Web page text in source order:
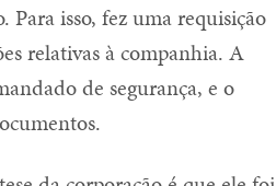
Para isso, fez uma requisição
relativas à companhia. A
de segurança, e o